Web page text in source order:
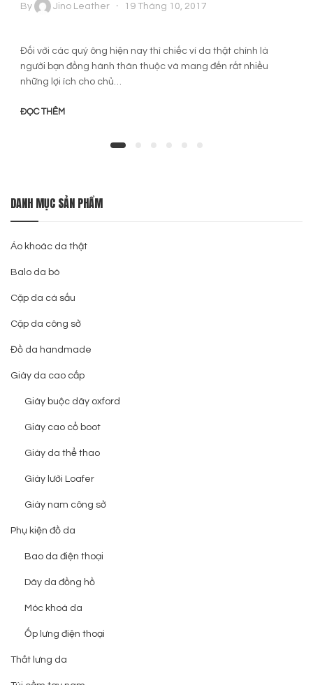
By Jino Leather 19 Tháng 10, 2017
Đối với các quý ông hiện nay thì chiếc ví da thật chính là
người bạn đồng hành thân thuộc và mang đến rất nhiều
những lợi ích cho chủ…
ĐỌC THÊM
DANH MỤC SẢN PHẨM
Áo khoác da thật
Balo da bò
Cặp da cá sấu
Cặp da công sở
Đồ da handmade
Giày da cao cấp
Giày buộc dây oxford
Giày cao cổ boot
Giày da thể thao
Giày lười Loafer
Giày nam công sở
Phụ kiện đồ da
Bao da điện thoại
Dây da đồng hồ
Móc khoá da
Ốp lưng điện thoại
Thắt lưng da